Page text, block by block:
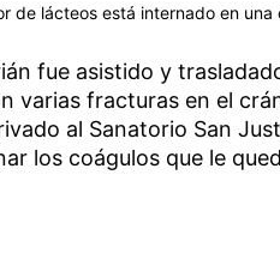
de lácteos está internado en una
fue asistido y
varias fracturas en el
al Sanatorio San
los coágulos que le